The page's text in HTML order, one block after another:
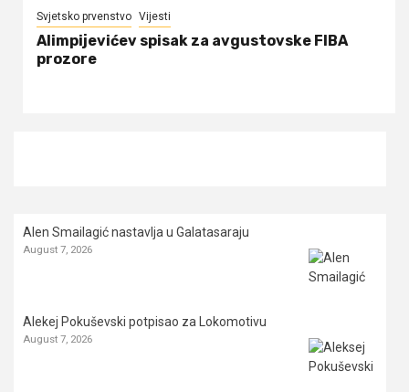
Svjetsko prvenstvo Vijesti
Alimpijevićev spisak za avgustovske FIBA
prozore
Alen Smailagić nastavlja u Galatasaraju
August 7, 2026
Alekej Pokuševski potpisao za Lokomotivu
August 7, 2026